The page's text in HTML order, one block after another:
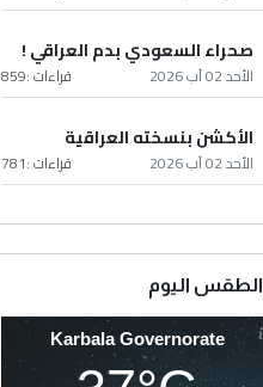
صحراء السعودي بدم العراقي !
الأحد 02 آب 2026 قراءات :859
الأكشن بنسخته العراقية
الأحد 02 آب 2026 قراءات :781
الطقس اليوم
Karbala Governorate